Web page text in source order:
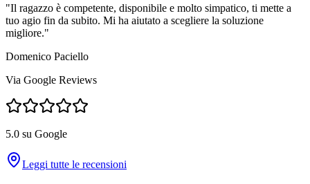
"Il ragazzo è competente, disponibile e molto simpatico, ti mette a
tuo agio fin da subito. Mi ha aiutato a scegliere la soluzione
migliore."
Domenico Paciello
Via Google Reviews
5.0 su Google
Leggi tutte le recensioni